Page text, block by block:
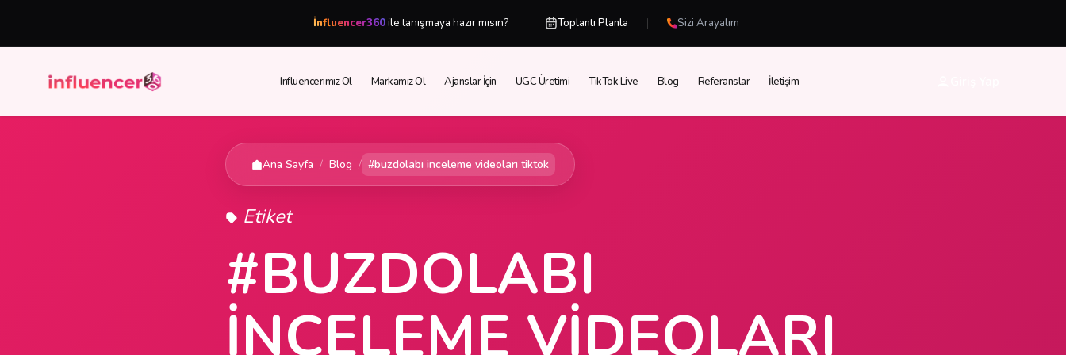
İnfluencer360ile tanışmaya hazır mısın? Toplantı Planla | Sizi Arayalım
Influencerımız Ol Markamız Ol Ajanslar İçin UGC Üretimi TikTok Live Blog Referanslar İletişim
Ana Sayfa / Blog / #buzdolabı inceleme videoları tiktok
Etiket
#BUZDOLABI
INCELEME VIDEOLARI